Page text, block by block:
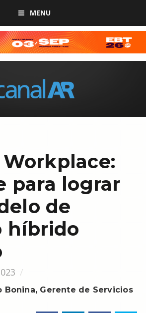
MENU
para lograr
de
híbrido
Bonina, Gerente de Servicios